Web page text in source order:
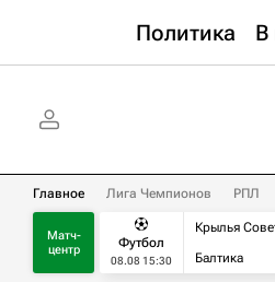
Политика В
Главное Лига Чемпионов РПЛ
Матч-
центр
Футбол
08.08 15:30
Крылья
Балтика